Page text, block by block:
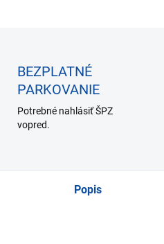
BEZPLATNÉ
PARKOVANIE
Potrebné nahlásiť ŠPZ
vopred.
Popis